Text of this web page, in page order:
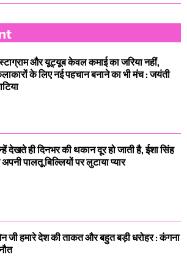
और यूट्यूब केवल कमाई का जरिया नहीं,
के लिए नई पहचान बनाने का भी मंच : जयंती
देखते ही दिनभर की थकान दूर हो जाती है, ईशा सिंह
पालतू बिल्लियों पर लुटाया प्यार
जी हमारे देश की ताकत और बहुत बड़ी धरोहर : कंगना